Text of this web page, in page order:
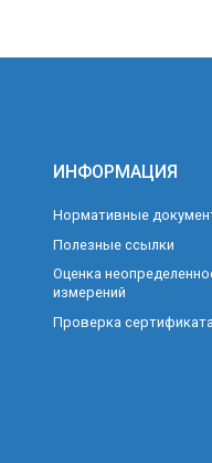
ИНФОРМАЦИЯ
Нормативные
Полезные ссылки
Оценка
измерений
Проверка